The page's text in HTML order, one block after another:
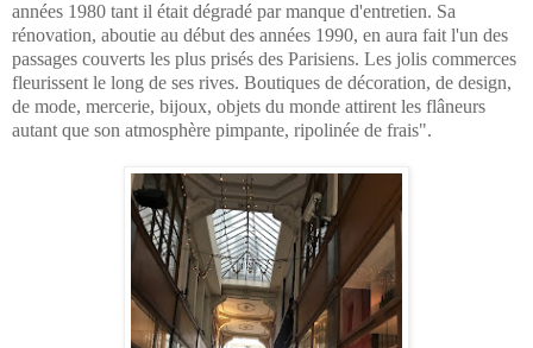
années 1980 tant il était dégradé par manque d'entretien. Sa
rénovation, aboutie au début des années 1990, en aura fait l'un des
passages couverts les plus prisés des Parisiens. Les jolis commerces
fleurissent le long de ses rives. Boutiques de décoration, de design,
de mode, mercerie, bijoux, objets du monde attirent les flâneurs
autant que son atmosphère pimpante, ripolinée de frais".